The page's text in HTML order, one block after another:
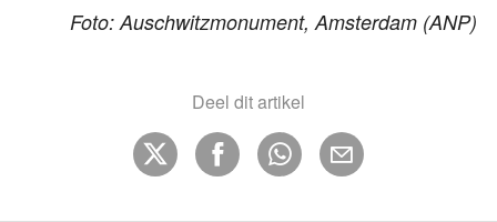
Foto: Auschwitzmonument, Amsterdam (ANP)
Deel dit artikel